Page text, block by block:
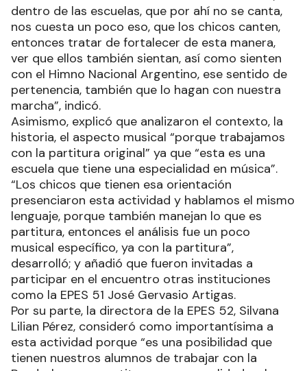
pertenencia hacia esta marcha que nos identifica
como formoseños”.
“Nosotros desde la modalidad vemos muchas,
dentro de las escuelas, que por ahí no se canta,
nos cuesta un poco eso, que los chicos canten,
entonces tratar de fortalecer de esta manera,
ver que ellos también sientan, así como sienten
con el Himno Nacional Argentino, ese sentido de
pertenencia, también que lo hagan con nuestra
marcha”, indicó.
Asimismo, explicó que analizaron el contexto, la
historia, el aspecto musical “porque trabajamos
con la partitura original” ya que “esta es una
escuela que tiene una especialidad en música”.
“Los chicos que tienen esa orientación
presenciaron esta actividad y hablamos el mismo
lenguaje, porque también manejan lo que es
partitura, entonces el análisis fue un poco
musical específico, ya con la partitura”,
desarrolló; y añadió que fueron invitadas a
participar en el encuentro otras instituciones
como la EPES 51 José Gervasio Artigas.
Por su parte, la directora de la EPES 52, Silvana